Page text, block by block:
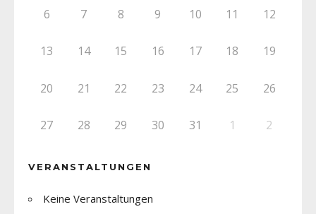
6 7 8 9 10 11 12
13 14 15 16 17 18 19
20 21 22 23 24 25 26
27 28 29 30 31 1 2
VERANSTALTUNGEN
Keine Veranstaltungen